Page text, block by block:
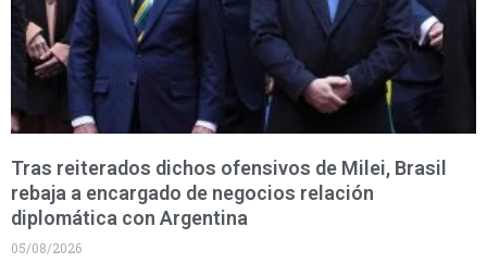
Tras reiterados dichos ofensivos de Milei, Brasil
rebaja a encargado de negocios relación
diplomática con Argentina
05/08/2026